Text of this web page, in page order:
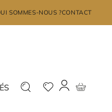
SOMMES-NOUS ?CONTACT
×
Nouveau ?